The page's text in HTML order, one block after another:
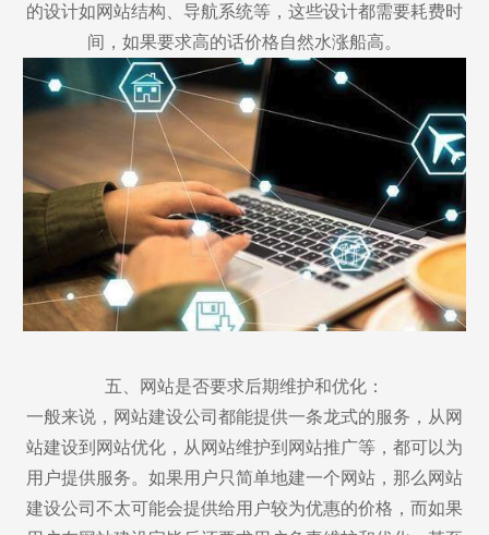
的设计如网站结构、导航系统等，这些设计都需要耗费时
间，如果要求高的话价格自然水涨船高。
五、网站是否要求后期维护和优化：
一般来说，网站建设公司都能提供一条龙式的服务，从网
站建设到网站优化，从网站维护到网站推广等，都可以为
用户提供服务。如果用户只简单地建一个网站，那么网站
建设公司不太可能会提供给用户较为优惠的价格，而如果